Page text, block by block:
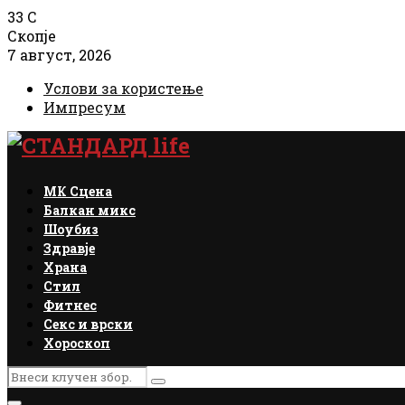
33 C
Скопје
7 август, 2026
Услови за користење
Импресум
Facebook
Instagram
Email
Rss
МК Сцена
Балкан микс
Шоубиз
Здравје
Храна
Стил
Фитнес
Секс и врски
Хороскоп
Search
for:
Search